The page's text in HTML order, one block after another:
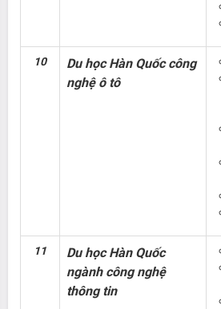
10
Du học Hàn Quốc công
nghệ ô tô
11
Du học Hàn Quốc
ngành công nghệ
thông tin